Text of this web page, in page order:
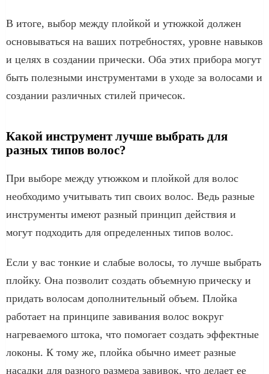
В итоге, выбор между плойкой и утюжкой должен
основываться на ваших потребностях, уровне навыков
и целях в создании прически. Оба этих прибора могут
быть полезными инструментами в уходе за волосами и
создании различных стилей причесок.
Какой инструмент лучше выбрать для
разных типов волос?
При выборе между утюжком и плойкой для волос
необходимо учитывать тип своих волос. Ведь разные
инструменты имеют разный принцип действия и
могут подходить для определенных типов волос.
Если у вас тонкие и слабые волосы, то лучше выбрать
плойку. Она позволит создать объемную прическу и
придать волосам дополнительный объем. Плойка
работает на принципе завивания волос вокруг
нагреваемого штока, что помогает создать эффектные
локоны. К тому же, плойка обычно имеет разные
насадки для разного размера завивок, что делает ее